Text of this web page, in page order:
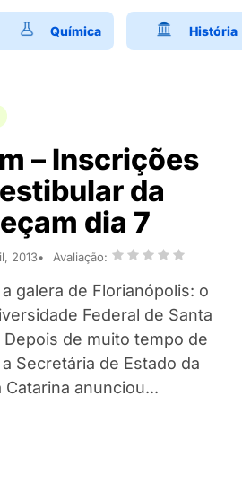
Química História
– Inscrições
da
dia 7
2013 Avaliação:
galera de Florianópolis: o
Federal de Santa
de muito tempo de
Secretária de Estado da
Catarina anunciou...